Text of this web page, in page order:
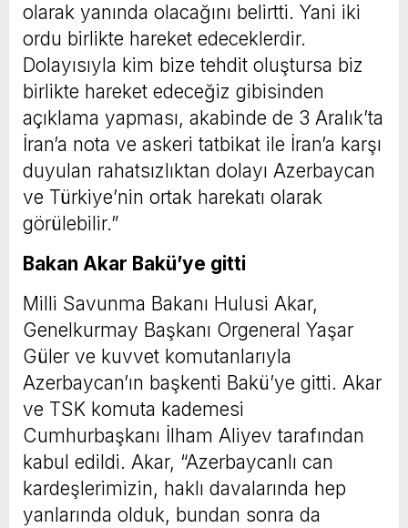
olarak yanında olacağını belirtti. Yani iki
ordu birlikte hareket edeceklerdir.
Dolayısıyla kim bize tehdit oluştursa biz
birlikte hareket edeceğiz gibisinden
açıklama yapması, akabinde de 3 Aralık’ta
İran’a nota ve askeri tatbikat ile İran’a karşı
duyulan rahatsızlıktan dolayı Azerbaycan
ve Türkiye’nin ortak harekatı olarak
görülebilir.”
Bakan Akar Bakü’ye gitti
Milli Savunma Bakanı Hulusi Akar,
Genelkurmay Başkanı Orgeneral Yaşar
Güler ve kuvvet komutanlarıyla
Azerbaycan’ın başkenti Bakü’ye gitti. Akar
ve TSK komuta kademesi
Cumhurbaşkanı İlham Aliyev tarafından
kabul edildi. Akar, “Azerbaycanlı can
kardeşlerimizin, haklı davalarında hep
yanlarında olduk, bundan sonra da